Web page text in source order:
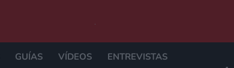
GUÍAS VÍDEOS ENTREVISTAS